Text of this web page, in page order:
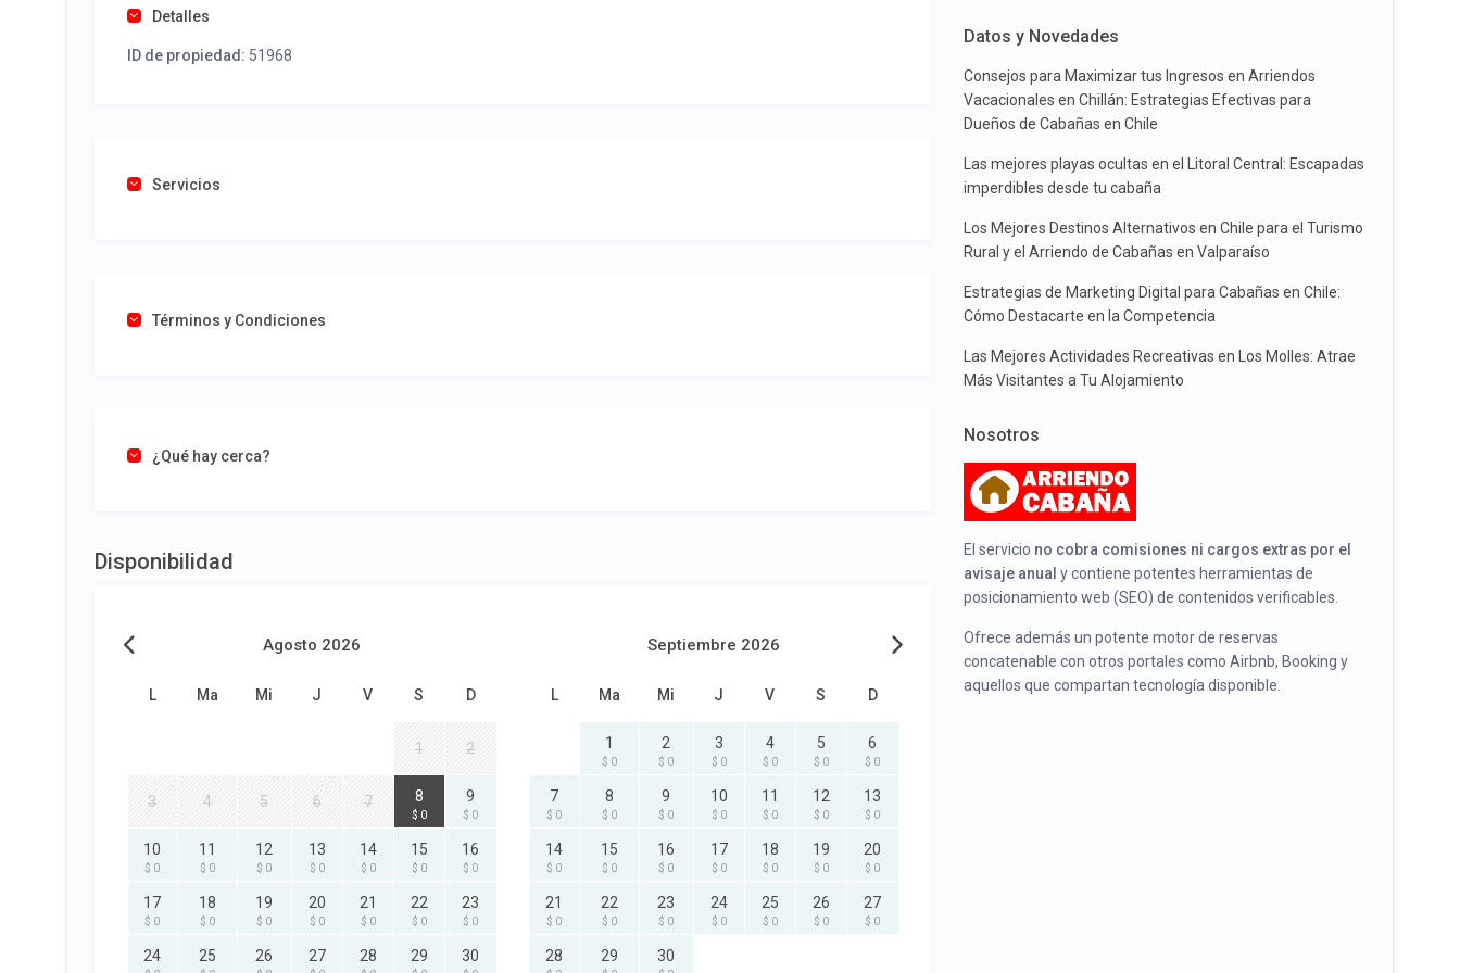
Detalles
ID de propiedad: 51968
Servicios
Términos y Condiciones
¿Qué hay cerca?
Disponibilidad
Agosto 2026
L Ma Mi J V S D
1 2
3 4 5 6 7 8
$ 0
9
$ 0
10
$ 0
11
$ 0
12
$ 0
13
$ 0
14
$ 0
15
$ 0
16
$ 0
17
$ 0
18
$ 0
19
$ 0
20
$ 0
21
$ 0
22
$ 0
23
$ 0
24 25 26 27 28 29 30
Septiembre 2026
L Ma Mi J V S D
1
$ 0
2
$ 0
3
$ 0
4
$ 0
5
$ 0
6
$ 0
7
$ 0
8
$ 0
9
$ 0
10
$ 0
11
$ 0
12
$ 0
13
$ 0
14
$ 0
15
$ 0
16
$ 0
17
$ 0
18
$ 0
19
$ 0
20
$ 0
21
$ 0
22
$ 0
23
$ 0
24
$ 0
25
$ 0
26
$ 0
27
$ 0
28 29 30
Datos y Novedades
Consejos para Maximizar tus Ingresos en Arriendos
Vacacionales en Chillán: Estrategias Efectivas para
Dueños de Cabañas en Chile
Las mejores playas ocultas en el Litoral Central: Escapadas
imperdibles desde tu cabaña
Los Mejores Destinos Alternativos en Chile para el Turismo
Rural y el Arriendo de Cabañas en Valparaíso
Estrategias de Marketing Digital para Cabañas en Chile:
Cómo Destacarte en la Competencia
Las Mejores Actividades Recreativas en Los Molles: Atrae
Más Visitantes a Tu Alojamiento
Nosotros
El servicio no cobra comisiones ni cargos extras por el
avisaje anual y contiene potentes herramientas de
posicionamiento web (SEO) de contenidos verificables.
Ofrece además un potente motor de reservas
concatenable con otros portales como Airbnb, Booking y
aquellos que compartan tecnología disponible.